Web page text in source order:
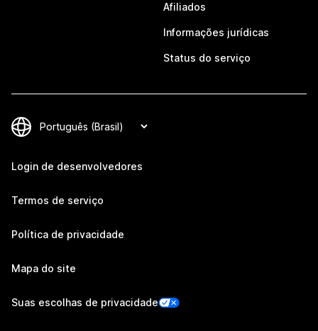
Afiliados
Informações jurídicas
Status do serviço
Login de desenvolvedores
Termos de serviço
Política de privacidade
Mapa do site
Suas escolhas de privacidade